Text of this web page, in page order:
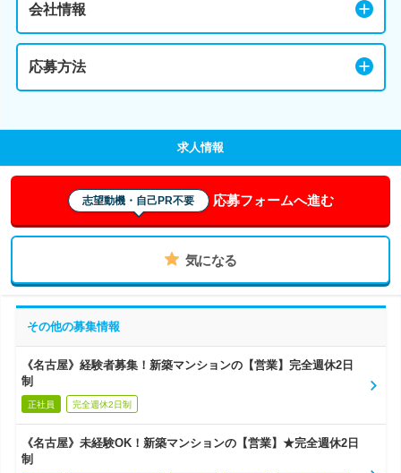
会社情報
応募方法
求人情報
志望動機・自己PR不要 応募フォームへ進む
気になる
その他の募集情報
《名古屋》経験者募集！新築マンションの【営業】完全週休2日
制
正社員 完全週休2日制
《名古屋》未経験OK！新築マンションの【営業】★完全週休2日
制